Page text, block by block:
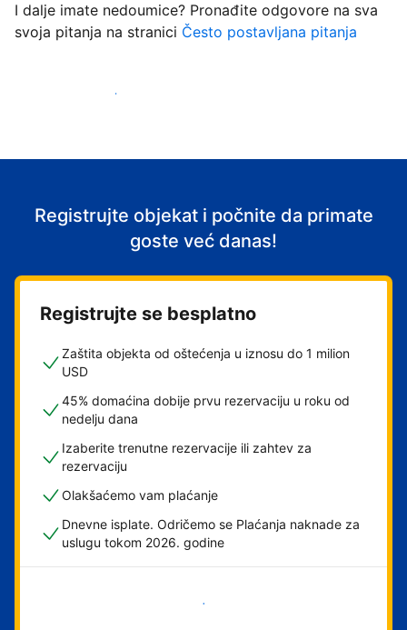
I dalje imate nedoumice? Pronađite odgovore na sva
svoja pitanja na stranici Često postavljana pitanja
Počnite da primate goste
Registrujte objekat i počnite da primate
goste već danas!
Registrujte se besplatno
Zaštita objekta od oštećenja u iznosu do 1 milion
USD
45% domaćina dobije prvu rezervaciju u roku od
nedelju dana
Izaberite trenutne rezervacije ili zahtev za
rezervaciju
Olakšaćemo vam plaćanje
Dnevne isplate. Odričemo se Plaćanja naknade za
uslugu tokom 2026. godine
Počnite odmah